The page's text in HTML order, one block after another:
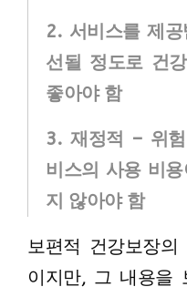
2. 서비스를 제
선될 정도로 건
좋아야 함
3. 재정적 – 위
비스의 사용 비
지 않아야 함
보편적 건강보장
이지만, 그 내용을